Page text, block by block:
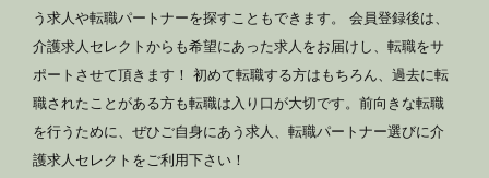
う求人や転職パートナーを探すこともできます。 会員登録後は、
介護求人セレクトからも希望にあった求人をお届けし、転職をサ
ポートさせて頂きます！ 初めて転職する方はもちろん、過去に転
職されたことがある方も転職は入り口が大切です。前向きな転職
を行うために、ぜひご自身にあう求人、転職パートナー選びに介
護求人セレクトをご利用下さい！